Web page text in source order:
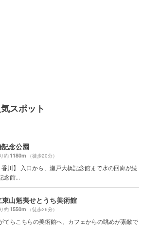
スポット
念公園
約1180m （徒歩20分）
香川】 入口から、瀬戸大橋記念館まで水の回廊が続
念館...
山魁夷せとうち美術館
約1550m （徒歩26分）
てらこちらの美術館へ。カフェからの眺めが素敵で